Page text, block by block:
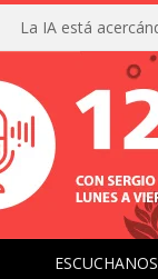
ESCUCHANOS